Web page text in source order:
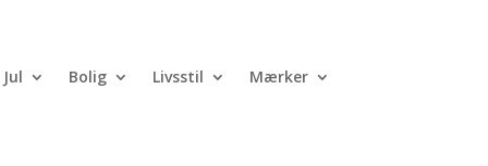
Jul Bolig Livsstil Mærker